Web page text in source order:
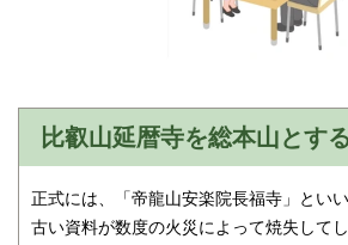
比叡山延暦寺を総本山とす
正式には、「帝龍山安楽院長福寺」といい
古い資料が数度の火災によって焼失して